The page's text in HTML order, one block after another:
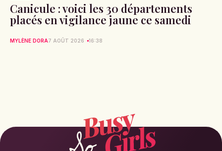
Canicule : voici les 30 départements
placés en vigilance jaune ce samedi
MYLÈNE DORA7 AOÛT 2026 16:38